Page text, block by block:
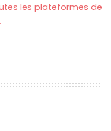
les plateformes de